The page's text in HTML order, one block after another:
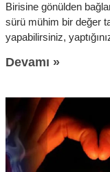
Birisine gönülden
sürü mühim bir değer
yapabilirsiniz,
Devamı »